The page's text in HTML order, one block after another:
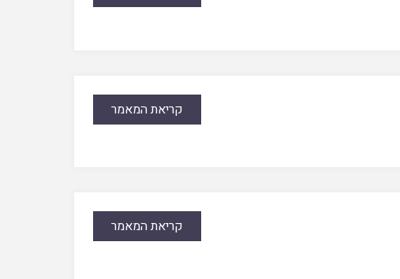
קריאת המאמר
קריאת המאמר